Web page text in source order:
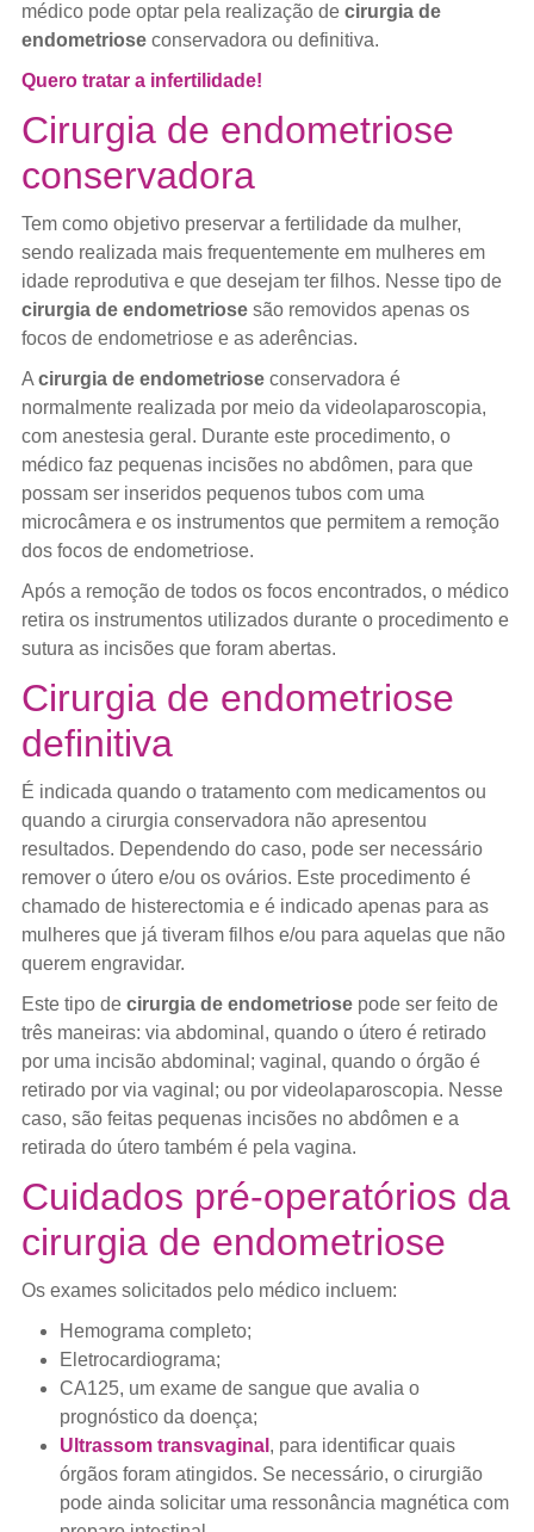
médico pode optar pela realização de cirurgia de
endometrioseconservadora ou definitiva.
Quero tratar a infertilidade!
Cirurgia de endometriose
conservadora
Tem como objetivo preservar a fertilidade da mulher,
sendo realizada mais frequentemente em mulheres em
idade reprodutiva e que desejam ter filhos. Nesse tipo de
cirurgia de endometriosesão removidos apenas os
focos de endometriose e as aderências.
A cirurgia de endometrioseconservadora é
normalmente realizada por meio da videolaparoscopia,
com anestesia geral. Durante este procedimento, o
médico faz pequenas incisões no abdômen, para que
possam ser inseridos pequenos tubos com uma
microcâmera e os instrumentos que permitem a remoção
dos focos de endometriose.
Após a remoção de todos os focos encontrados, o médico
retira os instrumentos utilizados durante o procedimento e
sutura as incisões que foram abertas.
Cirurgia de endometriose
definitiva
É indicada quando o tratamento com medicamentos ou
quando a cirurgia conservadora não apresentou
resultados. Dependendo do caso, pode ser necessário
remover o útero e/ou os ovários. Este procedimento é
chamado de histerectomia e é indicado apenas para as
mulheres que já tiveram filhos e/ou para aquelas que não
querem engravidar.
Este tipo de cirurgia de endometriosepode ser feito de
três maneiras: via abdominal, quando o útero é retirado
por uma incisão abdominal; vaginal, quando o órgão é
retirado por via vaginal; ou por videolaparoscopia. Nesse
caso, são feitas pequenas incisões no abdômen e a
retirada do útero também é pela vagina.
Cuidados pré-operatórios da
cirurgia de endometriose
Os exames solicitados pelo médico incluem:
Hemograma completo;
Eletrocardiograma;
CA125, um exame de sangue que avalia o
prognóstico da doença;
Ultrassom transvaginal , para identificar quais
órgãos foram atingidos. Se necessário, o cirurgião
pode ainda solicitar uma ressonância magnética com